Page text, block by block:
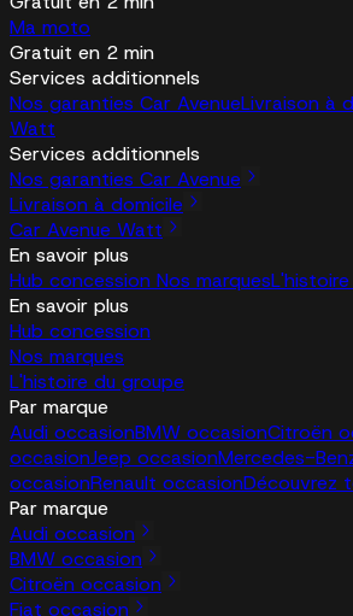
Ma moto
Gratuit en 2 min
Services additionnels
Nos garanties Car AvenueLivraison à
Watt
Services additionnels
Nos garanties Car Avenue
Livraison à domicile
Car Avenue Watt
En savoir plus
Hub concession Nos marques
En savoir plus
Hub concession
Nos marques
L'histoire du groupe
Par marque
Audi occasionBMW occasionCitroën
occasionJeep occasionMercedes-
occasionRenault occasionDécouvrez
Par marque
Audi occasion
BMW occasion
Citroën occasion
Fiat occasion